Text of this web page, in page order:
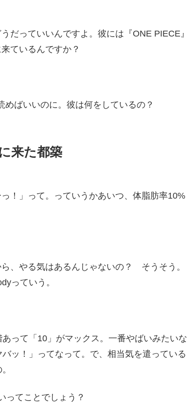
だっていいんですよ。彼には『ONE PIECE』
ているんですか？
めばいいのに。彼は何をしているの？
来た都築
！」って。っていうかあいつ、体脂肪率10%
、やる気はあるんじゃないの？ そうそう。
っていう。
って「10」がマックス。一番やばいみたいな
ッ！」ってなって。で、相当気を遣っている
ってことでしょう？